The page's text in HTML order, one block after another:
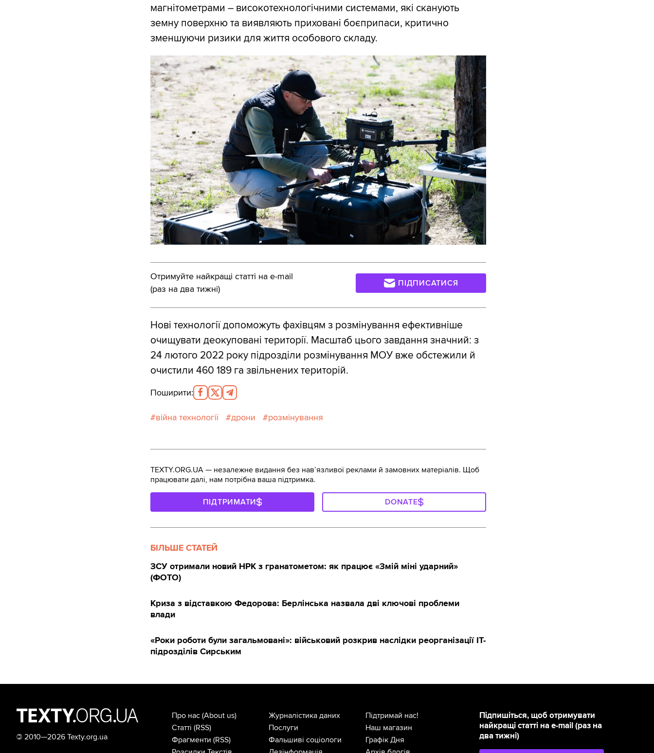
магнітометрами – високотехнологічними системами, які сканують
земну поверхню та виявляють приховані боєприпаси, критично
зменшуючи ризики для життя особового складу.
Отримуйте найкращі статті на e-mail
(раз на два тижні)
ПІДПИСАТИСЯ
Нові технології допоможуть фахівцям з розмінування ефективніше
очищувати деокуповані території. Масштаб цього завдання значний: з
24 лютого 2022 року підрозділи розмінування МОУ вже обстежили й
очистили 460 189 га звільнених територій.
Поширити:
війна технології дрони розмінування
TEXTY.ORG.UA — незалежне видання без навʼязливої реклами й замовних матеріалів. Щоб
працювати далі, нам потрібна ваша підтримка.
ПІДТРИМАТИ DONATE
БІЛЬШЕ СТАТЕЙ
ЗСУ отримали новий НРК з гранатометом: як працює «Змій міні ударний»
(ФОТО)
Криза з відставкою Федорова: Берлінська назвала дві ключові проблеми
влади
«Роки роботи були загальмовані»: військовий розкрив наслідки реорганізації IT-
підрозділів Сирським
© 2010—2026 Texty.org.ua
Підпишіться, щоб отримувати
найкращі статті на e-mail (раз на
два тижні)
Про нас (About us)
Статті (RSS)
Фрагменти (RSS)
Журналістика даних
Послуги
Фальшиві соціологи
Підтримай нас!
Наш магазин
Графік Дня